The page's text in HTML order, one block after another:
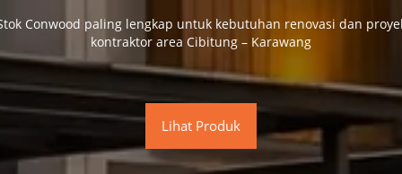
Conwood paling lengkap untuk kebutuhan renovasi dan
kontraktor area Cibitung – Karawang
Lihat Produk